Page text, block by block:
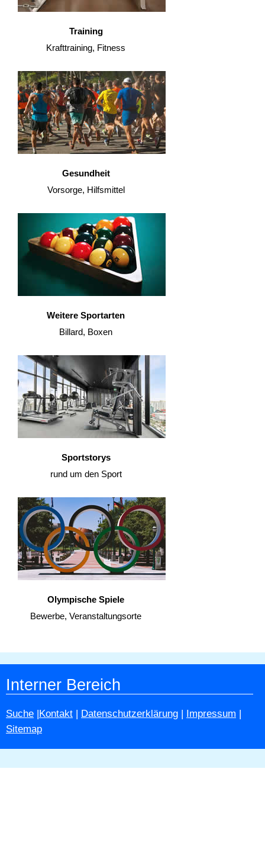
Training
Krafttraining, Fitness
Gesundheit
Vorsorge, Hilfsmittel
Weitere Sportarten
Billard, Boxen
Sportstorys
rund um den Sport
Olympische Spiele
Bewerbe, Veranstaltungsorte
Interner Bereich
Suche |Kontakt | Datenschutzerklärung | Impressum |
Sitemap